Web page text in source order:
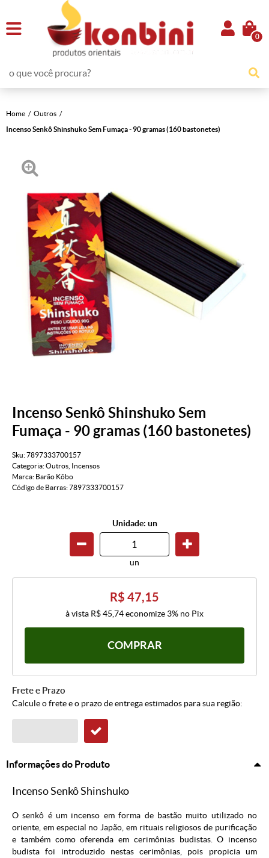
0
Home
Outros
Incenso Senkô Shinshuko Sem Fumaça - 90 gramas (160 bastonetes)
Incenso Senkô Shinshuko Sem
Fumaça - 90 gramas (160 bastonetes)
Sku:7897333700157
Categoria:Outros
Incensos
Marca: Barão Kôbo
Código de Barras:7897333700157
Unidade: un
un
R$ 47,15
à vista R$ 45,74economize 3% no Pix
COMPRAR
Frete e Prazo
Calcule o frete e o prazo de entrega estimados para sua região:
Informações do Produto
Incenso Senkô Shinshuko
O senkô é um incenso em forma de bastão muito utilizado no
oriente, em especial no Japão, em rituais religiosos de purificação
e também como oferenda em cerimônias budistas. O incenso
budista foi introduzido nestas cerimônias, pois propicia um